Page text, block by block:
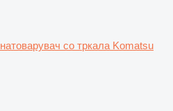
натоварувач со тркала Komatsu